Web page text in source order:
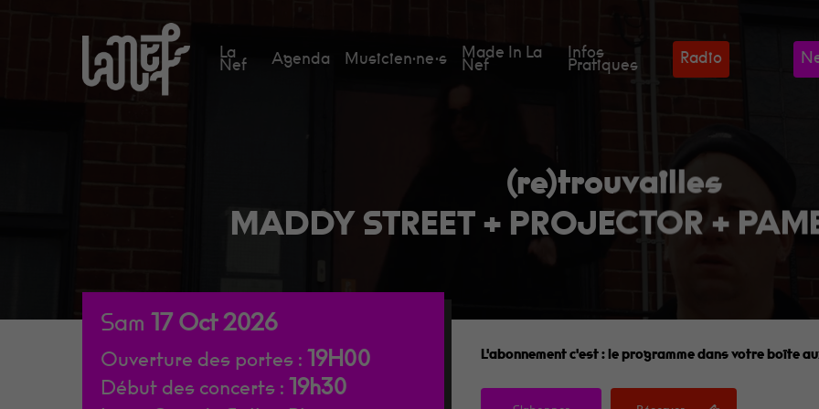
La
Nef Agenda Musicien·ne·s Made In La
Nef
Infos
Pratiques Radio
(re)trouvailles
MADDY STREET + PROJECTOR +
Sam 17 Oct 2026
Ouverture des portes : 19H00
Début des concerts : 19h30
L'abonnement c'est : le programme dans votre boîte
des goodies et des cadeaux